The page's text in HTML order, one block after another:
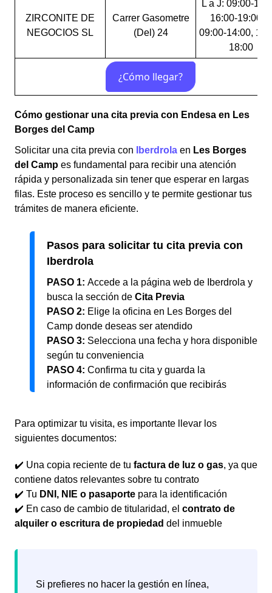
ZIRCONITE DE
NEGOCIOS SL
Carrer Gasometre
(Del) 24
L a J: 09:00-
16:00-19:00 V:
09:00-14:00,
18:00
Cómo gestionar una cita previa con Endesa en Les
Borges del Camp
Solicitar una cita previa con
Iberdrola en Les Borges
del Camp es fundamental para recibir una atención
rápida y personalizada sin tener que esperar en largas
filas. Este proceso es sencillo y te permite gestionar tus
trámites de manera eficiente.
Pasos para solicitar tu cita previa con
Iberdrola
PASO 1: Accede a la página web de Iberdrola y
busca la sección de Cita Previa
PASO 2: Elige la oficina en Les Borges del
Camp donde deseas ser atendido
PASO 3: Selecciona una fecha y hora disponible
según tu conveniencia
PASO 4: Confirma tu cita y guarda la
información de confirmación que recibirás
Para optimizar tu visita, es importante llevar los
siguientes documentos:
✔️ Una copia reciente de tu factura de luz o gas, ya que
contiene datos relevantes sobre tu contrato
✔️ Tu DNI, NIE o pasaporte para la identificación
✔️ En caso de cambio de titularidad, el contrato de
alquiler o escritura de propiedad del inmueble
Si prefieres no hacer la gestión en línea,